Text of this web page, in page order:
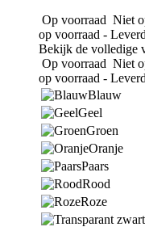
Op voorraad Niet
op voorraad -
Bekijk de volledige
Op voorraad Niet
op voorraad -
Blauw
Geel
Groen
Oranje
Paars
Rood
Roze